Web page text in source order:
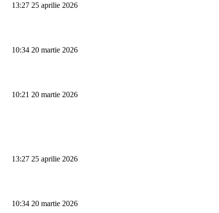
13:27 25 aprilie 2026
10:34 20 martie 2026
10:21 20 martie 2026
13:27 25 aprilie 2026
10:34 20 martie 2026